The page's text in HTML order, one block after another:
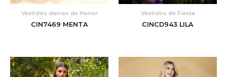
Vestidos damas de Honor
CIN7469 MENTA
Vestidos de Fiesta
CINCD943 LILA